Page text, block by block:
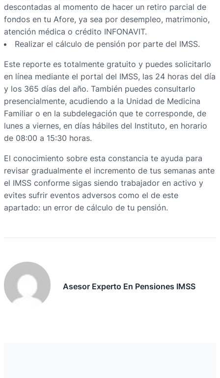
descontadas al momento de hacer un retiro parcial de
fondos en tu Afore, ya sea por desempleo, matrimonio,
atención médica o crédito INFONAVIT.
Realizar el cálculo de pensión por parte del IMSS.
Este reporte es totalmente gratuito y puedes solicitarlo
en línea mediante el portal del IMSS, las 24 horas del día
y los 365 días del año. También puedes consultarlo
presencialmente, acudiendo a la Unidad de Medicina
Familiar o en la subdelegación que te corresponde, de
lunes a viernes, en días hábiles del Instituto, en horario
de 08:00 a 15:30 horas.
El conocimiento sobre esta constancia te ayuda para
revisar gradualmente el incremento de tus semanas ante
el IMSS conforme sigas siendo trabajador en activo y
evites sufrir eventos adversos como el de este
apartado: un error de cálculo de tu pensión.
Asesor Experto En Pensiones IMSS